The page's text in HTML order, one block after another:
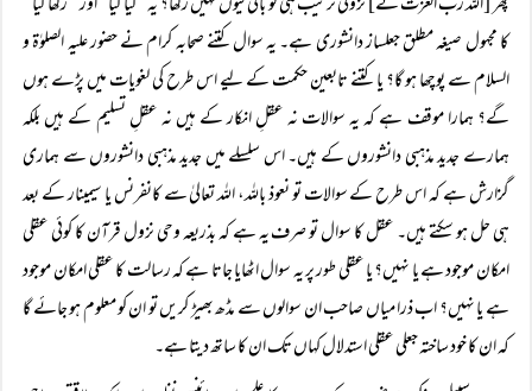
کا مجہول صیغہ مطلق جعلساز دانشوری ہے۔ یہ سوال کتنے صحابہ کرام نے حضور علیہ الصلوٰۃ و
السلام سے پوچھا ہو گا؟ یا کتنے تابعین حکمت کے لیے اس طرح کی لغویات میں پڑے ہوں
گے؟ ہمارا موقف ہے کہ یہ سوالات نہ عقلِ انکار کے ہیں نہ عقلِ تسلیم کے ہیں بلکہ
ہمارے جدید مذہبی دانشوروں کے ہیں۔ اس سلسلے میں جدید مذہبی دانشوروں سے ہماری
گزارش ہے کہ اس طرح کے سوالات تو نعوذ باللہ، اللہ تعالیٰ سے کانفرنس یا سیمینار کے بعد
ہی حل ہو سکتے ہیں۔ عقل کا سوال تو صرف یہ ہے کہ بذریعہ وحی نزول قرآن کا کوئی عقلی
امکان موجود ہے یا نہیں؟ یا عقلی طور پر یہ سوال اٹھایا جاتا ہے کہ رسالت کا عقلی امکان موجود
ہے یا نہیں؟ اب ذرا میاں صاحب ان سوالوں سے مڈھ بھیڑ کریں تو ان کو معلوم ہو جائے گا
کہ ان کا خود ساختہ جعلی عقلی استدلال کہاں تک ان کا ساتھ دیتا ہے۔